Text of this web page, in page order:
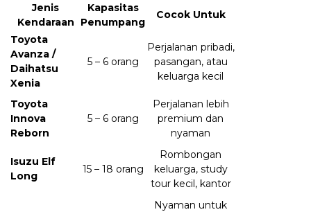
Jenis
Kendaraan
Kapasitas
Penumpang
Cocok Untuk
Toyota
Avanza /
Daihatsu
Xenia
5 – 6 orang
Perjalanan pribadi,
pasangan, atau
keluarga kecil
Toyota
Innova
Reborn
5 – 6 orang
Perjalanan lebih
premium dan
nyaman
Isuzu Elf
Long
15 – 18 orang
Rombongan
keluarga, study
tour kecil, kantor
Nyaman untuk